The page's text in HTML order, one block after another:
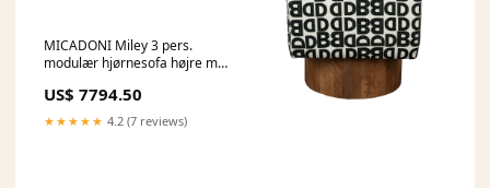
MICADONI Miley 3 pers.
modulær hjørnesofa højre m.
nordic
US$ 7794.50
★★★★★ 4.2 (7 reviews)